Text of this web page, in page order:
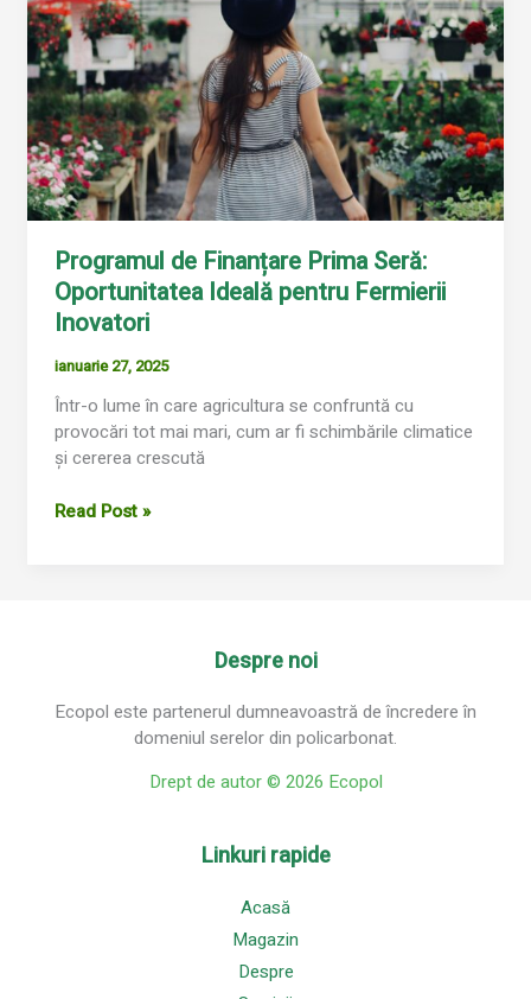
Programul de Finanțare Prima Seră:
Oportunitatea Ideală pentru Fermierii
Inovatori
ianuarie 27, 2025
Într-o lume în care agricultura se confruntă cu
provocări tot mai mari, cum ar fi schimbările climatice
și cererea crescută
Seră:
Oportunitatea
Ideală
pentru
Fermierii
Inovatori
Read Post »
Despre noi
Ecopol este partenerul dumneavoastră de încredere în
domeniul serelor din policarbonat.
Drept de autor © 2026 Ecopol
Linkuri rapide
Acasă
Magazin
Despre